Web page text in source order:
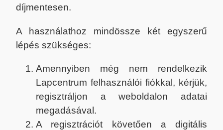
díjmentesen.
A használathoz mindössze két egyszerű
lépés szükséges:
Amennyiben még nem rendelkezik
Lapcentrum felhasználói fiókkal, kérjük,
regisztráljon a weboldalon adatai
megadásával.
A regisztrációt követően a digitális